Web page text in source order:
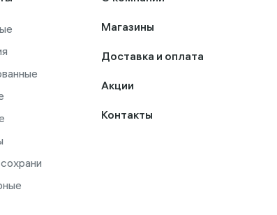
Магазины
Доставка и оплата
Акции
Контакты